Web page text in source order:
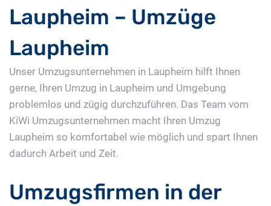
Laupheim – Umzüge
Laupheim
Unser Umzugsunternehmen in Laupheim hilft Ihnen
gerne, Ihren Umzug in Laupheim und Umgebung
problemlos und zügig durchzuführen. Das Team vom
KiWi Umzugsunternehmen macht Ihren Umzug
Laupheim so komfortabel wie möglich und spart Ihnen
dadurch Arbeit und Zeit.
Umzugsfirmen in der